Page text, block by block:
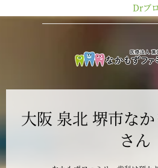
2024年
2024年
2024年
2024年
Drブ
大阪 泉北 堺市な
さん